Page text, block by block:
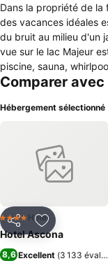
Dans la propriété de la
des vacances idéales
du bruit au milieu d'un
vue sur le lac Majeur
piscine, sauna,
parking. Prix spécial
Comparer
Hébergement sélectionné
PartagerAjouter à
4 ÉtoilesHotel
Hotel Ascona
8,6 Excellent (3 133